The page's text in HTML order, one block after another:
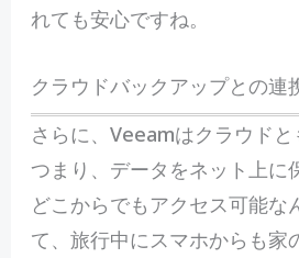
れても安心ですね。
クラウドバックアップとの連
さらに、Veeamはクラウドと
つまり、データをネット上に
どこからでもアクセス可能な
て、旅行中にスマホからも家